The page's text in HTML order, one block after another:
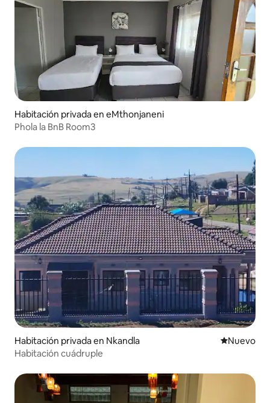
Habitación privada en eMthonjaneni
Phola la BnB Room3
Habitación privada en Nkandla Nuevo
Nuevo
Habitación cuádruple